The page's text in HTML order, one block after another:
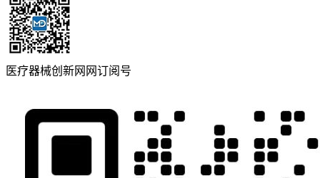
医疗器械创新网网订阅号